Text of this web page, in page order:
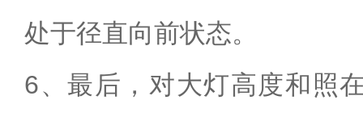
处于径直向前状态。
6、最后，对大灯高度和照